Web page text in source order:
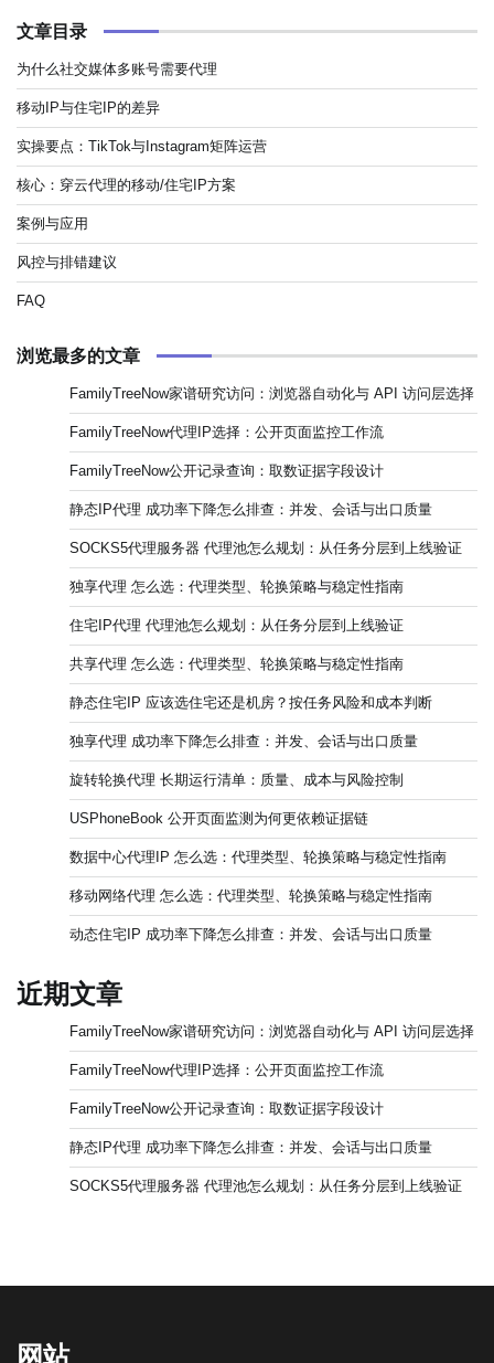
文章目录
为什么社交媒体多账号需要代理
移动IP与住宅IP的差异
实操要点：TikTok与Instagram矩阵运营
核心：穿云代理的移动/住宅IP方案
案例与应用
风控与排错建议
FAQ
浏览最多的文章
FamilyTreeNow家谱研究访问：浏览器自动化与 API 访问层选择
FamilyTreeNow代理IP选择：公开页面监控工作流
FamilyTreeNow公开记录查询：取数证据字段设计
静态IP代理 成功率下降怎么排查：并发、会话与出口质量
SOCKS5代理服务器 代理池怎么规划：从任务分层到上线验证
独享代理 怎么选：代理类型、轮换策略与稳定性指南
住宅IP代理 代理池怎么规划：从任务分层到上线验证
共享代理 怎么选：代理类型、轮换策略与稳定性指南
静态住宅IP 应该选住宅还是机房？按任务风险和成本判断
独享代理 成功率下降怎么排查：并发、会话与出口质量
旋转轮换代理 长期运行清单：质量、成本与风险控制
USPhoneBook 公开页面监测为何更依赖证据链
数据中心代理IP 怎么选：代理类型、轮换策略与稳定性指南
移动网络代理 怎么选：代理类型、轮换策略与稳定性指南
动态住宅IP 成功率下降怎么排查：并发、会话与出口质量
近期文章
FamilyTreeNow家谱研究访问：浏览器自动化与 API 访问层选择
FamilyTreeNow代理IP选择：公开页面监控工作流
FamilyTreeNow公开记录查询：取数证据字段设计
静态IP代理 成功率下降怎么排查：并发、会话与出口质量
SOCKS5代理服务器 代理池怎么规划：从任务分层到上线验证
网站